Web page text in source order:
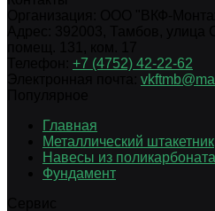
+7 (4752) 42-22-62
Главная
Металлический штакетник
Навесы из поликарбоната
Фундамент